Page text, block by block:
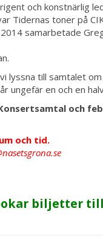
och konstnärlig
Tidernas toner på
samarbetade
lyssna till samtalet om
ungefär en och en
och
och tid.
biljetter